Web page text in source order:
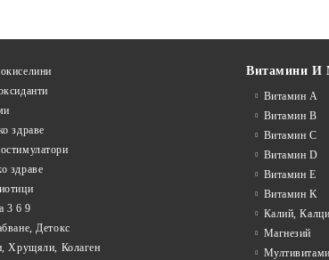
здраве
здраве
3 6 9
Детокс
Хрущяли, Колаген
Витамини И
Витамин А
Витамин B
Витамин C
Витамин D
Витамин E
Витамин K
Калий,
Магнезий